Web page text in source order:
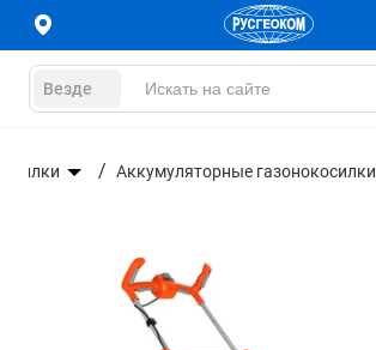
Везде
Аккумуляторные газонокосилки